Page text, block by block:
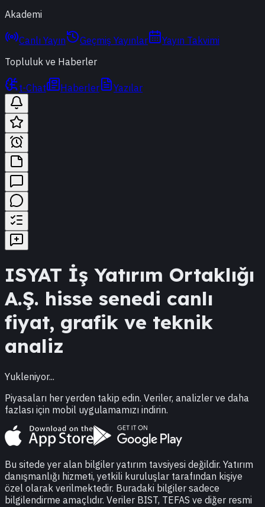
Akademi
Canlı Yayın Geçmiş Yayınlar
Yayın Takvimi
Topluluk ve Haberler
t-Chat Haberler Yazılar
ISYAT İş Yatırım Ortaklığı
A.Ş. hisse senedi canlı
fiyat, grafik ve teknik
analiz
Yukleniyor...
Piyasaları her yerden takip edin. Veriler, analizler ve daha
fazlası için mobil uygulamamızı indirin.
Bu sitede yer alan bilgiler yatırım tavsiyesi değildir. Yatırım
danışmanlığı hizmeti, yetkili kuruluşlar tarafından kişiye
özel olarak verilmektedir. Buradaki bilgiler sadece
bilgilendirme amaçlıdır. Veriler BIST, TEFAS ve diğer resmi